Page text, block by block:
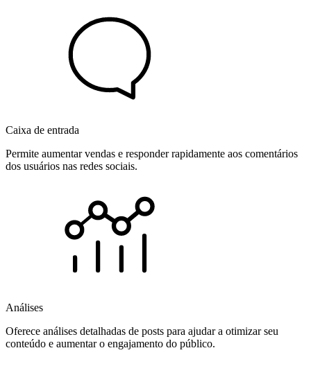
Caixa de entrada
Permite aumentar vendas e responder rapidamente aos comentários
dos usuários nas redes sociais.
Análises
Oferece análises detalhadas de posts para ajudar a otimizar seu
conteúdo e aumentar o engajamento do público.